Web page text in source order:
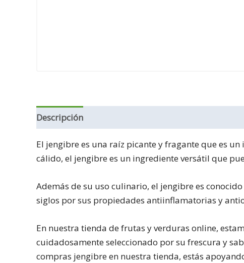
Descripción
El jengibre es una raíz picante y fragante que es
cálido, el jengibre es un ingrediente versátil que
Además de su uso culinario, el jengibre es
siglos por sus propiedades antiinflamatorias y
En nuestra tienda de frutas y verduras online,
cuidadosamente seleccionado por su frescura y
compras jengibre en nuestra tienda, estás